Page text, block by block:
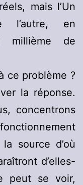
mais l’Un
l’autre, en
millième de
ce problème ?
la réponse.
concentrons
source d’où
d’elles-
peut se voir,